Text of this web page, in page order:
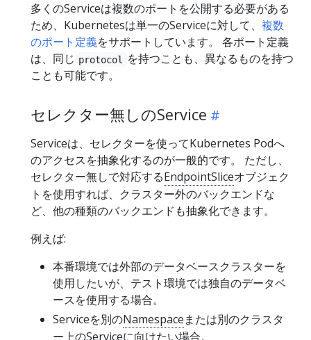
多くのServiceは複数のポートを公開する必要がある
ため、Kubernetesは単一のServiceに対して、 複数
のポート定義をサポートしています。 各ポート定義
は、同じ protocol
を持つことも、異なるものを持つ
ことも可能です。
セレクター無しのService
Serviceは、セレクターを使ってKubernetes Podへ
のアクセスを抽象化するのが一般的です。 ただし、
セレクター無しで対応するEndpointSliceオブジェク
トを使用すれば、クラスター外のバックエンドな
ど、他の種類のバックエンドも抽象化できます。
例えば:
本番環境では外部のデータベースクラスターを
使用したいが、テスト環境では独自のデータベ
ースを使用する場合。
Serviceを別のNamespaceまたは別のクラスタ
ー上のServiceに向けたい場合。